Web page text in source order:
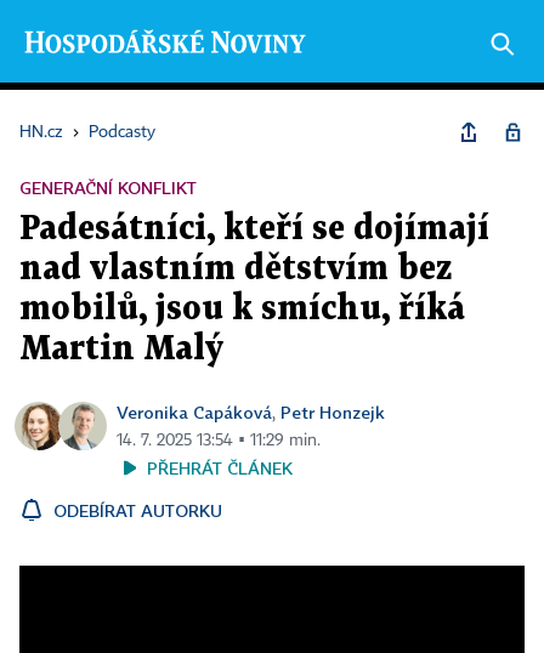
HN.cz › Podcasty
GENERAČNÍ KONFLIKT
Padesátníci, kteří se dojímají
nad vlastním dětstvím bez
mobilů, jsou k smíchu, říká
Martin Malý
Veronika Capáková, Petr Honzejk
14. 7. 2025 13:54 ▪ 11:29 min.
PŘEHRÁT ČLÁNEK
ODEBÍRAT AUTORKU